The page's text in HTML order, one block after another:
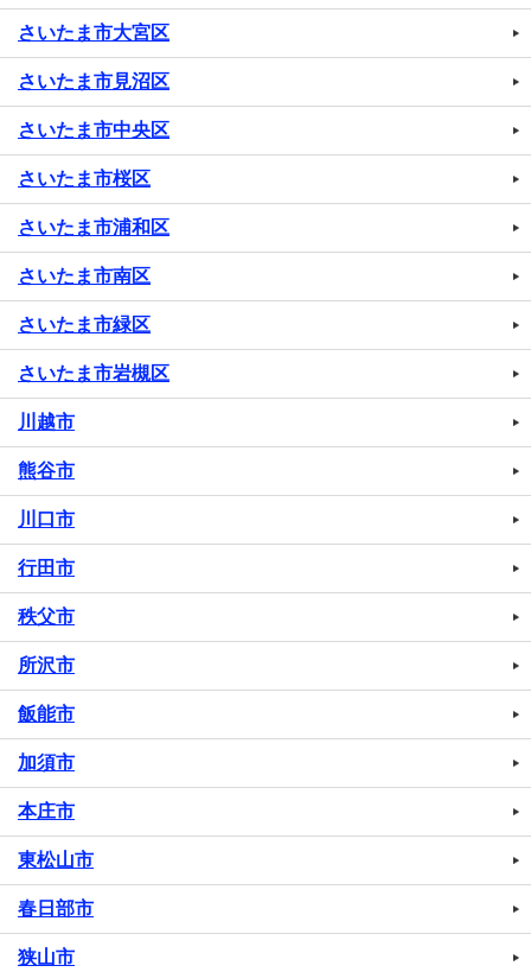
さいたま市大宮区
さいたま市見沼区
さいたま市中央区
さいたま市桜区
さいたま市浦和区
さいたま市南区
さいたま市緑区
さいたま市岩槻区
川越市
熊谷市
川口市
行田市
秩父市
所沢市
飯能市
加須市
本庄市
東松山市
春日部市
狭山市